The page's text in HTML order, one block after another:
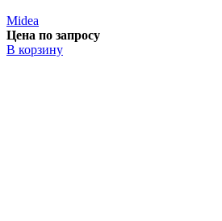
Midea
Цена по запросу
В корзину